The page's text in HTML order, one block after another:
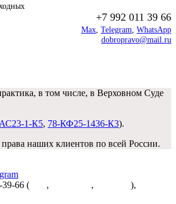
+7 992 011 39 66
Max, Telegram, WhatsApp
dobropravo@mail.ru
в том числе, в Верховном Суде
1-К5, 78-КФ25-1436-К3).
наших клиентов по всей России.
39-66 (
, ,
),